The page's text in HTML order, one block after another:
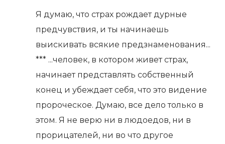
Я думаю, что страх рождает дурные
предчувствия, и ты начинаешь
выискивать всякие предзнаменования...
*** ...человек, в котором живет страх,
начинает представлять собственный
конец и убеждает себя, что это видение
пророческое. Думаю, все дело только в
этом. Я не верю ни в людоедов, ни в
прорицателей, ни во что другое